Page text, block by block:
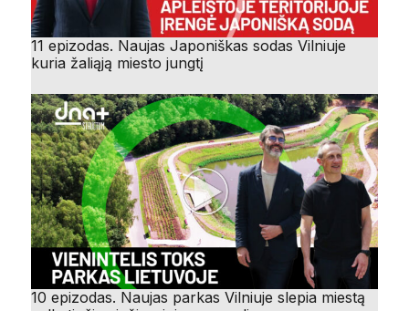
11 epizodas. Naujas Japoniškas sodas Vilniuje
kuria žaliąją miesto jungtį
10 epizodas. Naujas parkas Vilniuje slepia miestą